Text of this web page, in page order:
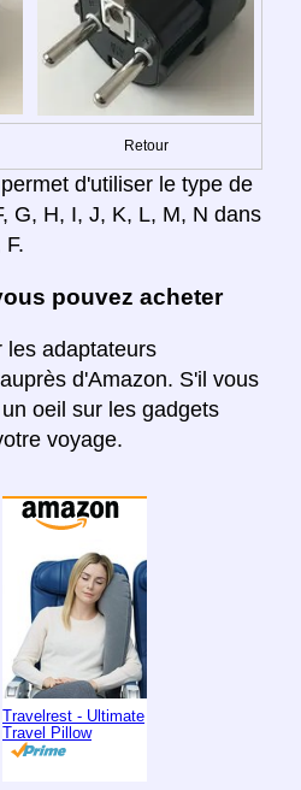
Retour
d'utiliser le type de
G, H, I, J, K, L, M, N dans
pouvez acheter
les adaptateurs
d'Amazon. S'il vous
oeil sur les gadgets
voyage.
Travelrest - Ultimate
Travel Pillow